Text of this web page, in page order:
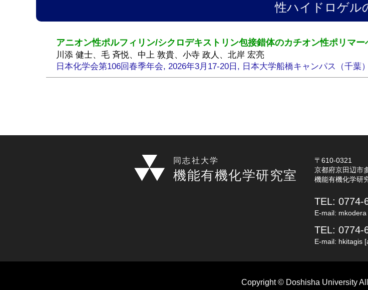
性ハイドロゲル
アニオン性ポルフィリン/シクロデキストリン包接錯体のカチオン性ポリマ
川添 健士、毛 斉悦、中上 敦貴、小寺 政人、北岸 宏亮
日本化学会第106回春季年会, 2026年3月17-20日, 日本大学船橋キャンパス（千葉）
同志社大学
機能有機化学研究室
〒610-0321
京都府京田辺市
機能有機化学研
TEL: 0774-
E-mail:
TEL: 0774-
E-mail: hkitagis
Copyright © Doshisha University